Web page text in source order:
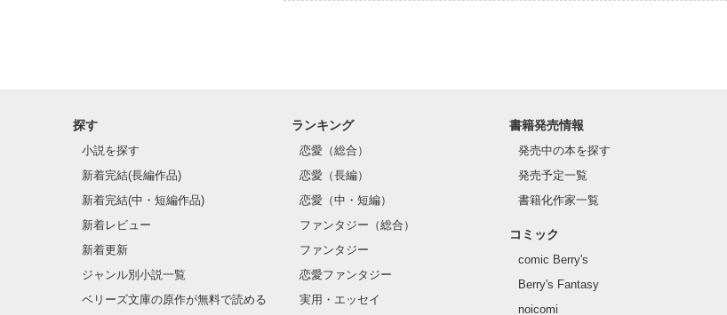
探す
小説を探す
新着完結(長編作品)
新着完結(中・短編作品)
新着レビュー
新着更新
ジャンル別小説一覧
ベリーズ文庫の原作が無料で読める
ランキング
恋愛（総合）
恋愛（長編）
恋愛（中・短編）
ファンタジー（総合）
ファンタジー
恋愛ファンタジー
実用・エッセイ
書籍発売情報
発売中の本を探す
発売予定一覧
書籍化作家一覧
コミック
comic Berry's
Berry's Fantasy
noicomi